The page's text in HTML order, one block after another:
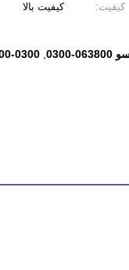
کیفیت:
کیفیت بالا
,
0300